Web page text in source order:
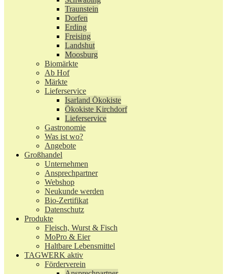
Traunstein
Dorfen
Erding
Freising
Landshut
Moosburg
Biomärkte
Ab Hof
Märkte
Lieferservice
Isarland Ökokiste
Ökokiste Kirchdorf
Lieferservice
Gastronomie
Was ist wo?
Angebote
Großhandel
Unternehmen
Ansprechpartner
Webshop
Neukunde werden
Bio-Zertifikat
Datenschutz
Produkte
Fleisch, Wurst & Fisch
MoPro & Eier
Haltbare Lebensmittel
TAGWERK aktiv
Förderverein